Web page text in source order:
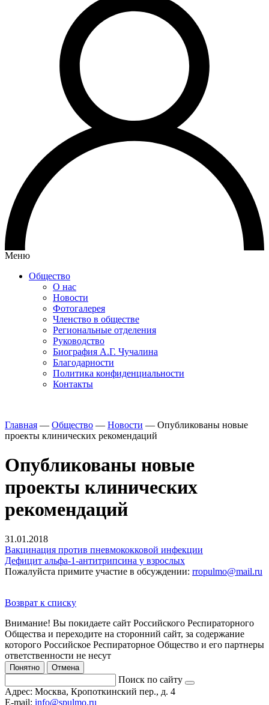
Меню
Общество
О нас
Новости
Фотогалерея
Членство в обществе
Региональные отделения
Руководство
Биография А.Г. Чучалина
Благодарности
Политика конфиденциальности
Контакты
Главная — Общество — Новости — Опубликованы новые
проекты клинических рекомендаций
Опубликованы новые
проекты клинических
рекомендаций
31.01.2018
Вакцинация против пневмококковой инфекции
Дефицит альфа-1-антитрипсина у взрослых
Пожалуйста примите участие в обсуждении: rropulmo@mail.ru
Возврат к списку
Внимание! Вы покидаете сайт Российского Респираторного
Общества и переходите на сторонний сайт, за содержание
которого Российское Респираторное Общество и его партнеры
ответственности не несут
Понятно Отмена
Поиск по сайту
Адрес: Москва, Кропоткинский пер., д. 4
E-mail: info@spulmo.ru